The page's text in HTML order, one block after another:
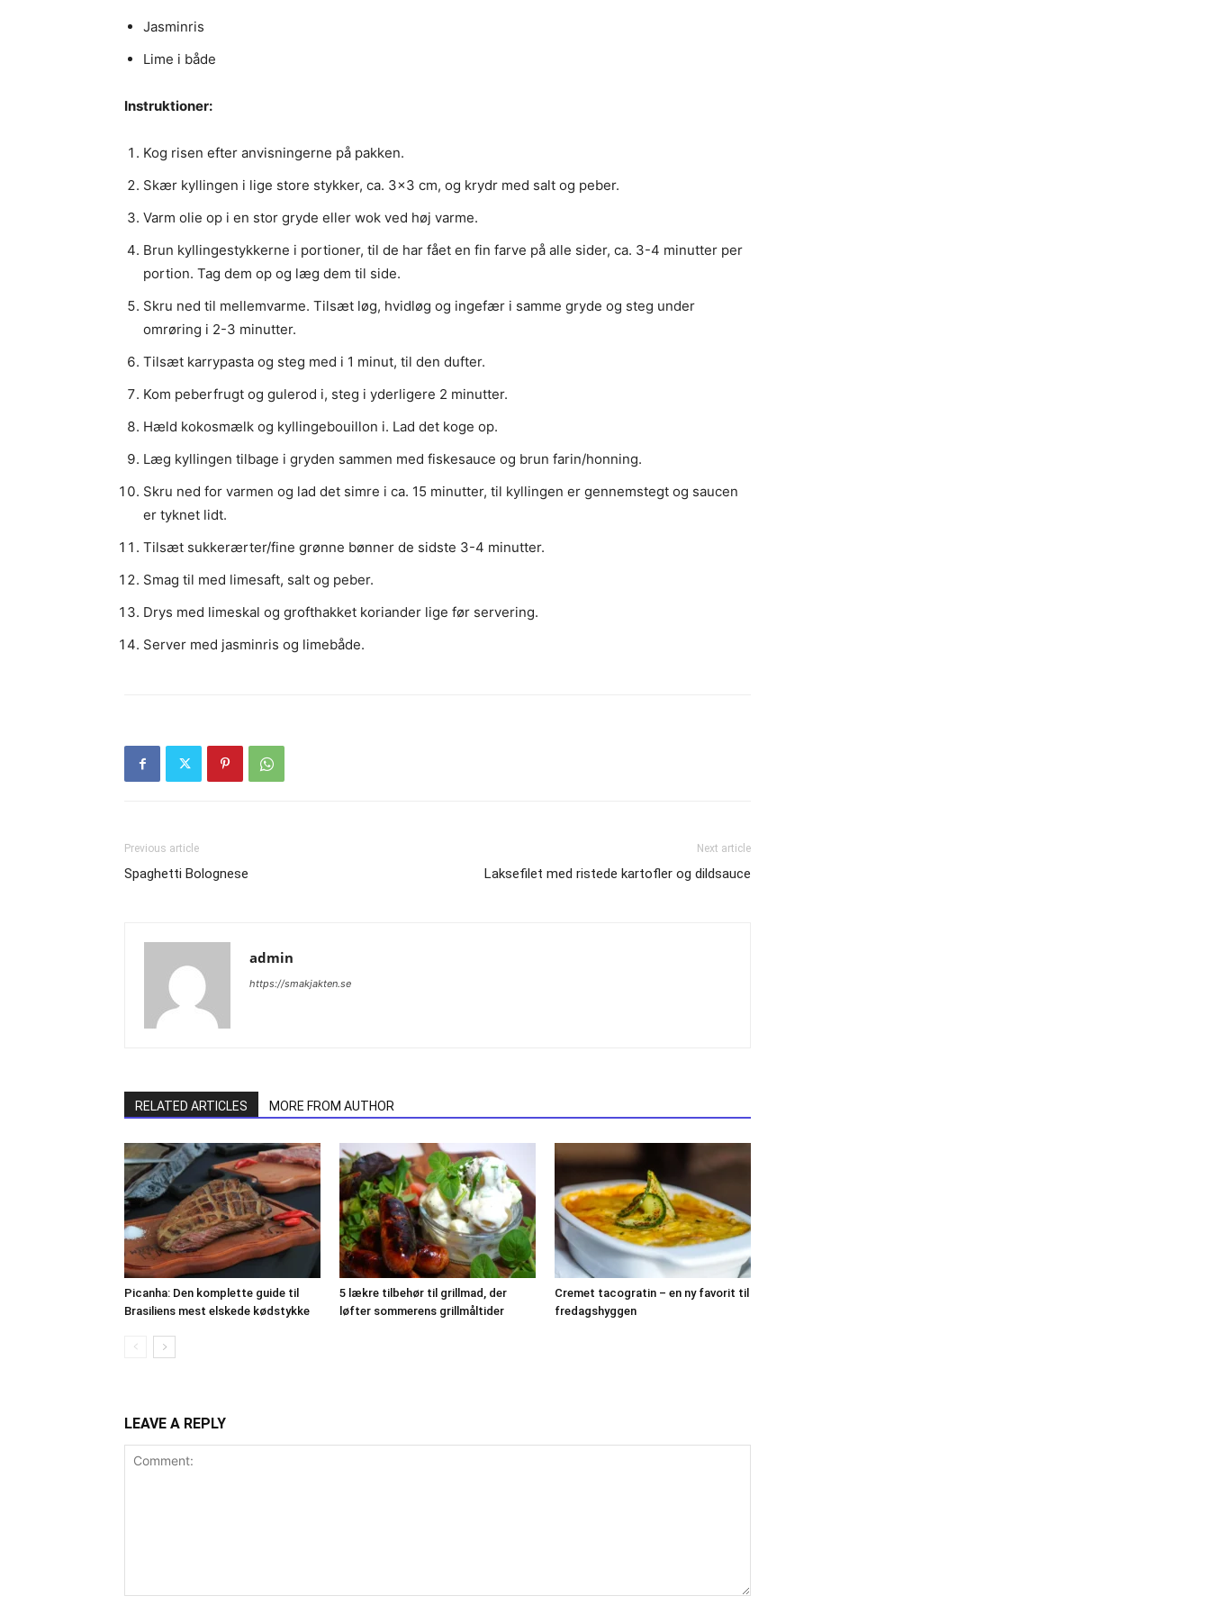
Jasminris
Lime i både
Instruktioner:
Kog risen efter anvisningerne på pakken.
Skær kyllingen i lige store stykker, ca. 3×3 cm, og krydr med salt og peber.
Varm olie op i en stor gryde eller wok ved høj varme.
Brun kyllingestykkerne i portioner, til de har fået en fin farve på alle sider, ca. 3-4 minutter per
portion. Tag dem op og læg dem til side.
Skru ned til mellemvarme. Tilsæt løg, hvidløg og ingefær i samme gryde og steg under
omrøring i 2-3 minutter.
Tilsæt karrypasta og steg med i 1 minut, til den dufter.
Kom peberfrugt og gulerod i, steg i yderligere 2 minutter.
Hæld kokosmælk og kyllingebouillon i. Lad det koge op.
Læg kyllingen tilbage i gryden sammen med fiskesauce og brun farin/honning.
Skru ned for varmen og lad det simre i ca. 15 minutter, til kyllingen er gennemstegt og saucen
er tyknet lidt.
Tilsæt sukkerærter/fine grønne bønner de sidste 3-4 minutter.
Smag til med limesaft, salt og peber.
Drys med limeskal og grofthakket koriander lige før servering.
Server med jasminris og limebåde.
Previous article
Spaghetti Bolognese
Next article
Laksefilet med ristede kartofler og dildsauce
admin
https://smakjakten.se
RELATED ARTICLES MORE FROM AUTHOR
Picanha: Den komplette guide til
Brasiliens mest elskede kødstykke
5 lækre tilbehør til grillmad, der
løfter sommerens grillmåltider
Cremet tacogratin – en ny favorit til
fredagshyggen
LEAVE A REPLY